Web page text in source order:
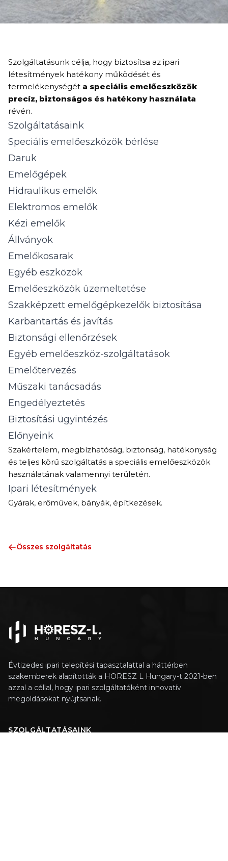
Szolgáltatásunk célja, hogy biztosítsa az ipari
létesítmények hatékony működését és
termelékenységét a speciális emelőeszközök
precíz, biztonságos és hatékony használata
révén.
Szolgáltatásaink
Speciális emelőeszközök bérlése
Daruk
Emelőgépek
Hidraulikus emelők
Elektromos emelők
Kézi emelők
Állványok
Emelőkosarak
Egyéb eszközök
Emelőeszközök üzemeltetése
Szakképzett emelőgépkezelők biztosítása
Karbantartás és javítás
Biztonsági ellenőrzések
Egyéb emelőeszköz-szolgáltatások
Emelőtervezés
Műszaki tanácsadás
Engedélyeztetés
Biztosítási ügyintézés
Előnyeink
Szakértelem, megbízhatóság, biztonság, hatékonyság
és teljes körű szolgáltatás a speciális emelőeszközök
használatának valamennyi területén.
Ipari létesítmények
Gyárak, erőművek, bányák, építkezések.
Összes szolgáltatás
Évtizedes ipari telepítési tapasztalattal a háttérben
szakemberek alapították a HORESZ L Hungary-t 2021-ben
azzal a céllal, hogy ipari szolgáltatóként innovatív
megoldásokat nyújtsanak.
SZOLGÁLTATÁSAINK